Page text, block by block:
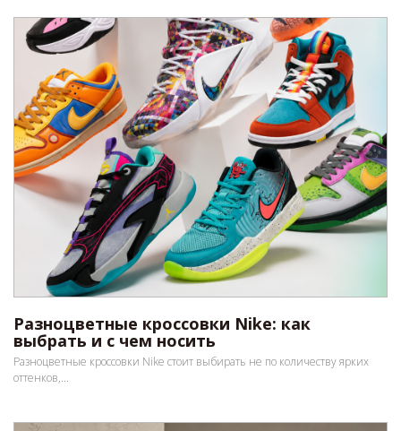
Разноцветные кроссовки Nike: как
выбрать и с чем носить
Разноцветные кроссовки Nike стоит выбирать не по количеству ярких
оттенков,...